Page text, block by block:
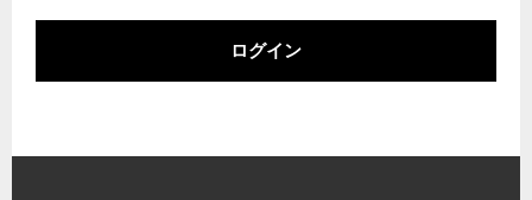
ログイン